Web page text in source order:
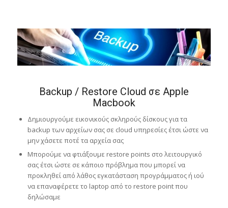
Backup / Restore Cloud σε Apple
Macbook
Δημιουργούμε εικονικούς σκληρούς δίσκους για τα
backup των αρχείων σας σε cloud υπηρεσίες έτσι ώστε να
μην χάσετε ποτέ τα αρχεία σας
Μπορούμε να φτιάξουμε restore points στο λειτουργικό
σας έτσι ώστε σε κάποιο πρόβλημα που μπορεί να
προκληθεί από λάθος εγκατάσταση προγράμματος ή ιού
να επαναφέρετε το laptop από το restore point που
δηλώσαμε